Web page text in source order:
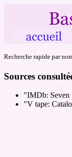
Recherche rapide par
Sources
"IMDb: Seven
"V tape: